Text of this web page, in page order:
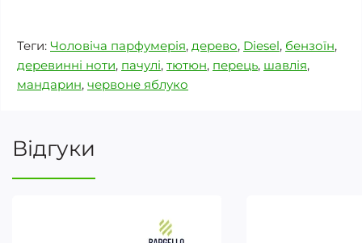
Теги: Чоловіча парфумерія, дерево, Diesel, бензоїн,
деревинні ноти, пачулі, тютюн, перець, шавлія,
мандарин, червоне яблуко
Відгуки